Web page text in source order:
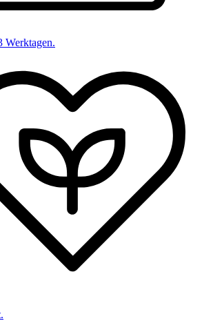
Werktagen.
.